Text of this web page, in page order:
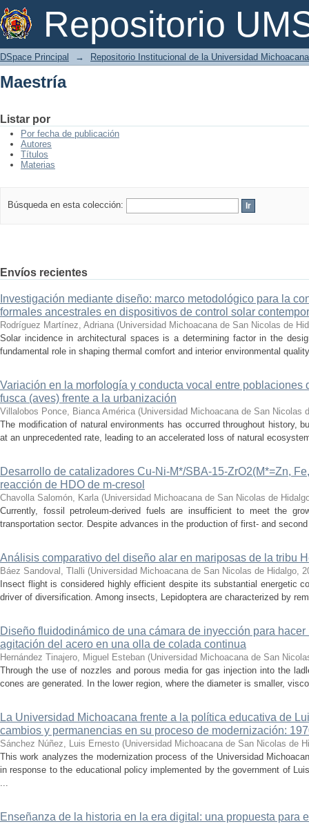
Repositorio
Maestría
DSpace Principal → Repositorio Institucional de la Universidad
Maestría
Listar por
Por fecha de publicación
Autores
Títulos
Materias
Búsqueda en esta colección:
Envíos recientes
Investigación mediante diseño: marco metodológico para la
formales ancestrales en dispositivos de control solar
Rodríguez Martínez, Adriana (Universidad Michoacana de San Nicolas de
Solar incidence in architectural spaces is a determining factor in the
fundamental role in shaping thermal comfort and interior environmental
Variación en la morfología y conducta vocal entre poblaciones
fusca (aves) frente a la urbanización
Villalobos Ponce, Bianca América (Universidad Michoacana de San Nicolas
The modification of natural environments has occurred throughout history,
at an unprecedented rate, leading to an accelerated loss of natural
Desarrollo de catalizadores Cu-Ni-M*/SBA-15-ZrO2(M*=Zn,
reacción de HDO de m-cresol
Chavolla Salomón, Karla (Universidad Michoacana de San Nicolas de
Currently, fossil petroleum-derived fuels are insufficient to meet the
transportation sector. Despite advances in the production of first- and
Análisis comparativo del diseño alar en mariposas de la tribu
Báez Sandoval, Tlalli (Universidad Michoacana de San Nicolas de Hidalgo,
Insect flight is considered highly efficient despite its substantial energetic
driver of diversification. Among insects, Lepidoptera are characterized by
Diseño fluidodinámico de una cámara de inyección para
agitación del acero en una olla de colada continua
Hernández Tinajero, Miguel Esteban (Universidad Michoacana de San
Through the use of nozzles and porous media for gas injection into the
cones are generated. In the lower region, where the diameter is smaller,
La Universidad Michoacana frente a la política educativa de
cambios y permanencias en su proceso de modernización:
Sánchez Núñez, Luis Ernesto (Universidad Michoacana de San Nicolas de
This work analyzes the modernization process of the Universidad
in response to the educational policy implemented by the government of
...
Enseñanza de la historia en la era digital: una propuesta para